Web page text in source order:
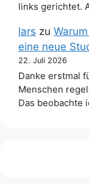
links gerichtet.
lars zu
eine neue
22. Juli 2026
Danke erstmal
Menschen
Das beobachte